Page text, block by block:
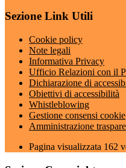
Sezione Link Utili
Cookie policy
Note legali
Informativa Privacy
Ufficio Relazioni con il
Dichiarazione di
Obiettivi di accessibilità
Whistleblowing
Gestione consensi cookie
Amministrazione
Pagina visualizzata 162